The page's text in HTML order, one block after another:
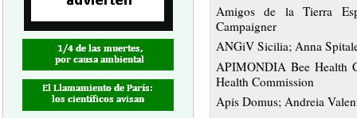
Amigos de la Tierra
Campaigner
ANGiV Sicilia; Anna
APIMONDIA Bee Health
Health Commission
Apis Domus; Andreia